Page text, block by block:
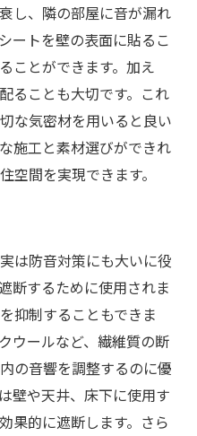
し、隣の部屋に音が漏れ
ートを壁の表面に貼るこ
ことができます。加え
ることも大切です。これ
な気密材を用いると良い
施工と素材選びができれ
空間を実現できます。
は防音対策にも大いに役
断するために使用されま
抑制することもできま
ウールなど、繊維質の断
の音響を調整するのに優
壁や天井、床下に使用す
果的に遮断します。さら